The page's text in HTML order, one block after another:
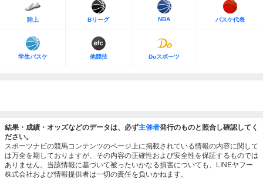
陸上 Bリーグ NBA バスケ代表
学生バスケ 他競技 Doスポーツ
結果・成績・オッズなどのデータは、必ず主催者発行のものと照合し確認してく
ださい。
スポーツナビの競馬コンテンツのページ上に掲載されている情報の内容に関して
は万全を期しておりますが、その内容の正確性および安全性を保証するものでは
ありません。当該情報に基づいて被ったいかなる損害についても、LINEヤフー
株式会社および情報提供者は一切の責任を負いかねます。